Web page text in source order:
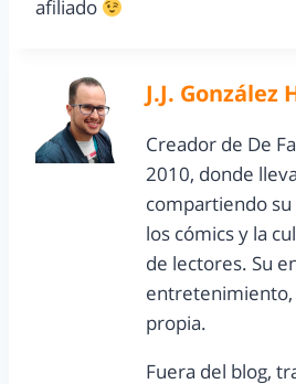
afiliado
J.J. González
Creador de De
2010, donde
compartiendo
los cómics y la
de lectores. Su
entretenimiento,
propia.
Fuera del blog,